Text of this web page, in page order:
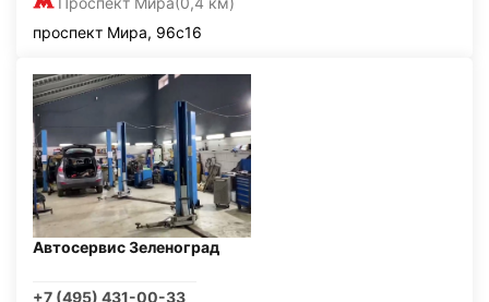
проспект Мира, 96с16
Автосервис Зеленоград
+7 (495) 431-00-33